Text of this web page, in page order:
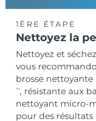
1ÈRE ÉTAPE
Nettoyez la
Nettoyez et
vous
brosse nettoyante
TM, résistante aux
nettoyant micro-
pour des